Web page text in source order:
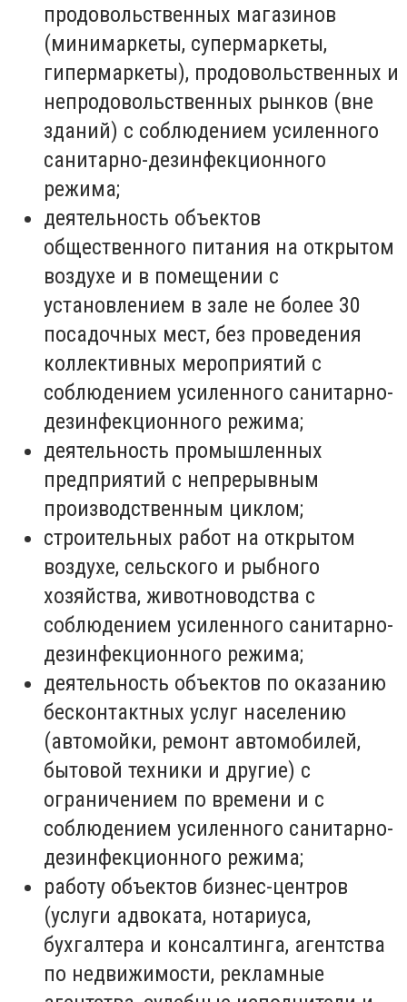
продовольственных магазинов
(минимаркеты, супермаркеты,
гипермаркеты), продовольственных и
непродовольственных рынков (вне
зданий) с соблюдением усиленного
санитарно-дезинфекционного
режима;
деятельность объектов
общественного питания на открытом
воздухе и в помещении с
установлением в зале не более 30
посадочных мест, без проведения
коллективных мероприятий с
соблюдением усиленного санитарно-
дезинфекционного режима;
деятельность промышленных
предприятий с непрерывным
производственным циклом;
строительных работ на открытом
воздухе, сельского и рыбного
хозяйства, животноводства с
соблюдением усиленного санитарно-
дезинфекционного режима;
деятельность объектов по оказанию
бесконтактных услуг населению
(автомойки, ремонт автомобилей,
бытовой техники и другие) с
ограничением по времени и с
соблюдением усиленного санитарно-
дезинфекционного режима;
работу объектов бизнес-центров
(услуги адвоката, нотариуса,
бухгалтера и консалтинга, агентства
по недвижимости, рекламные